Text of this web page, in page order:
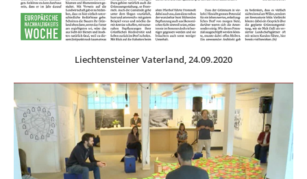
Liechtensteiner Vaterland, 24.09.2020